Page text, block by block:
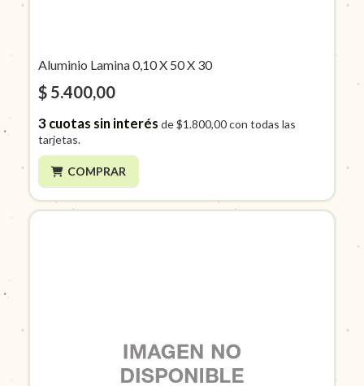
Aluminio Lamina 0,10 X 50 X 30
$ 5.400,00
3cuotas sin interés de$1.800,00con todas las
tarjetas.
COMPRAR